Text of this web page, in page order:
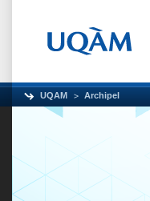
UQAM Archipel